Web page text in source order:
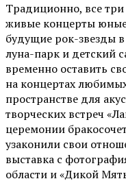
Традиционно, все
живые концерты
будущие рок-звезды в
луна-парк и детский
временно оставить
на концертах
пространстве для
творческих встреч
церемонии
узаконили свои
выставка с
области и «Дикой